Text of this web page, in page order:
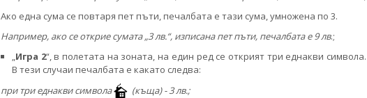
Ако една сума се повтаря пет пъти, печалбата е тази сума, умножена по 3.
Например, ако се открие сумата „3 лв.“, изписана пет пъти, печалбата е 9 лв.;
„Игра 2“, в полетата на зоната, на един ред се открият три еднакви символа.
В тези случаи печалбата е какато следва:
при три еднакви символа
(къща)- 3лв.;